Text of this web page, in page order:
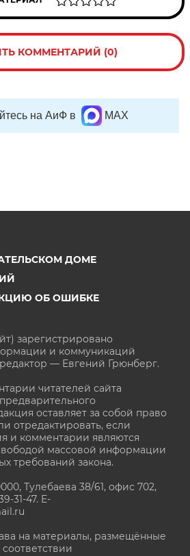
КОММЕНТАРИЙ (0)
на АиФ в MAX
ДОМЕ
ОБ ОШИБКЕ
зарегистрировано
и коммуникаций
редактор — Евгений Грюнберг.
читателей сайта
оставляет за собой право
отредактировать, если
и комментарии являются
массовой информации
требований закона.
Тулебаева 38/61, офис 702,
31-47. E-
на материалы, размещённые